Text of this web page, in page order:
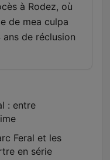
à Rodez, où
de mea culpa
de réclusion
: entre
Feral et les
en série